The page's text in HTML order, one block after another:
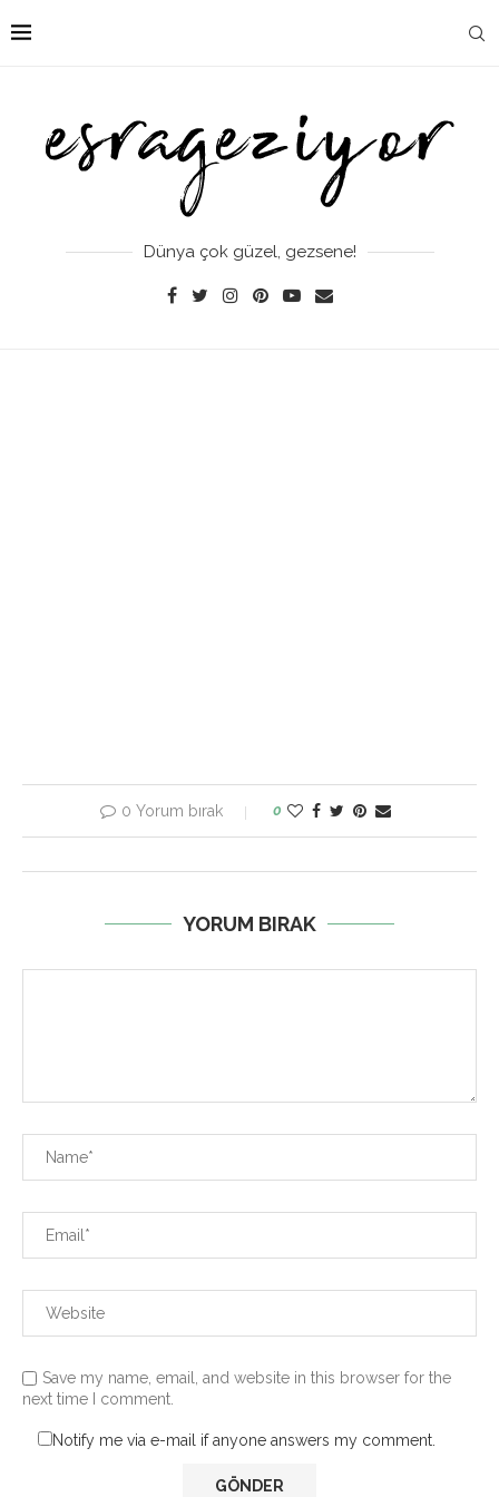
Dünya çok güzel, gezsene!
0 Yorum bırak 0
YORUM BIRAK
Save my name, email, and website in this browser for the
next time I comment.
Notify me via e-mail if anyone answers my comment.